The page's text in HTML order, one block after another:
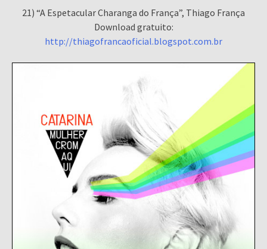
21) “A Espetacular Charanga do França”, Thiago França
Download gratuito:
http://thiagofrancaoficial.blogspot.com.br